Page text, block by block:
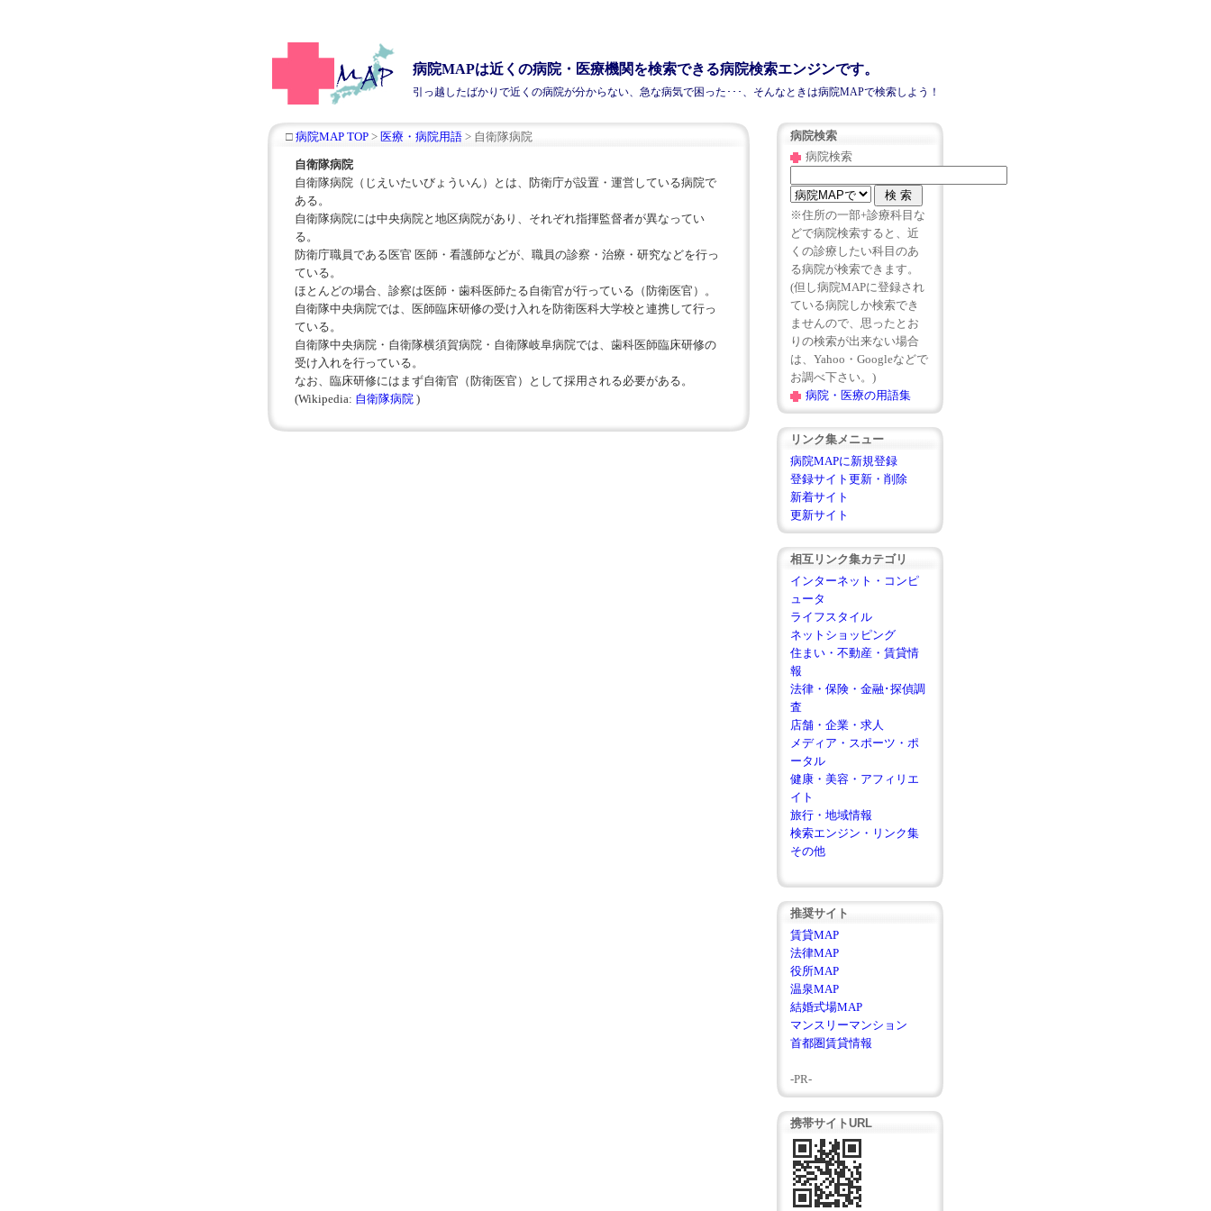
病院MAPは近くの病院・医療機関を検索できる病院検索エンジンです。
引っ越したばかりで近くの病院が分からない、急な病気で困った･･･、そんなときは病院MAPで検索しよう！
病院検索
病院検索
※住所の一部+診療科目な
どで病院検索すると、近
くの診療したい科目のあ
る病院が検索できます。
(但し病院MAPに登録され
ている病院 しか検索でき
ませんので、思ったとお
りの検索が出来ない場合
は、Yahoo・Googleなどで
お調べ下さい。)
病院・医療の用語集
リンク集メニュー
病院MAPに新規登録
登録サイト更新・削除
新着サイト
更新サイト
相互リンク集カテゴリ
インターネット・コンピ
ュータ
ライフスタイル
ネットショッピング
住まい・不動産・賃貸情
報
法律・保険・金融･探偵調
査
店舗・企業・求人
メディア・スポーツ・ポ
ータル
健康・美容・アフィリエ
イト
旅行・地域情報
検索エンジン・リンク集
その他
推奨サイト
賃貸MAP
法律MAP
役所MAP
温泉MAP
結婚式場MAP
マンスリーマンション
首都圏賃貸情報
-PR-
携帯サイトURL
□ 病院MAP TOP > 医療・病院用語 > 自衛隊病院
自衛隊病院
自衛隊病院（じえいたいびょういん）とは、防衛庁が設置・運営している病院で
ある。
自衛隊病院には中央病院と地区病院があり、それぞれ指揮監督者が異なってい
る。
防衛庁職員である医官 医師・看護師などが、職員の診察・治療・研究などを行っ
ている。
ほとんどの場合、診察は医師・歯科医師たる自衛官が行っている（防衛医官）。
自衛隊中央病院では、医師臨床研修の受け入れを防衛医科大学校と連携して行っ
ている。
自衛隊中央病院・自衛隊横須賀病院・自衛隊岐阜病院では、歯科医師臨床研修の
受け入れを行っている。
なお、臨床研修にはまず自衛官（防衛医官）として採用される必要がある。
(Wikipedia: 自衛隊病院 )